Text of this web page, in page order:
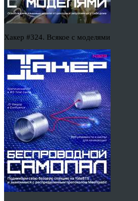
Хакер #324. Всякое с моделями